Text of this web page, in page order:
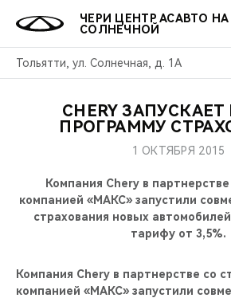
ЧЕРИ ЦЕНТР АСАВТО НА
СОЛНЕЧНОЙ
Тольятти, ул. Солнечная, д. 1А
МОДЕЛИ
КРОССОВЕРЫ
ПОКУПАТЕЛЯМ
КРЕДИТ И СТРАХОВАНИЕ
ВЛАДЕЛЬЦАМ
ЗАПЧАСТИ И АКСЕССУАРЫ
CHERY CONNECT
МИР CHERY
О БРЕНДЕ
ЛЮДИ CHERY
АКЦИИ
ОНЛАЙН
КРЕДИТ
О КОМПАНИИ
МЫ В СОЦСЕТЯХ
CHERY
ПРОГРАММУ
1 ОКТЯБРЯ 2015
Компания Chery в
компанией «МАКС» запустили
страхования новых
тарифу от 3,5%.
Компания Chery в партнерстве со
компанией «МАКС» запустили